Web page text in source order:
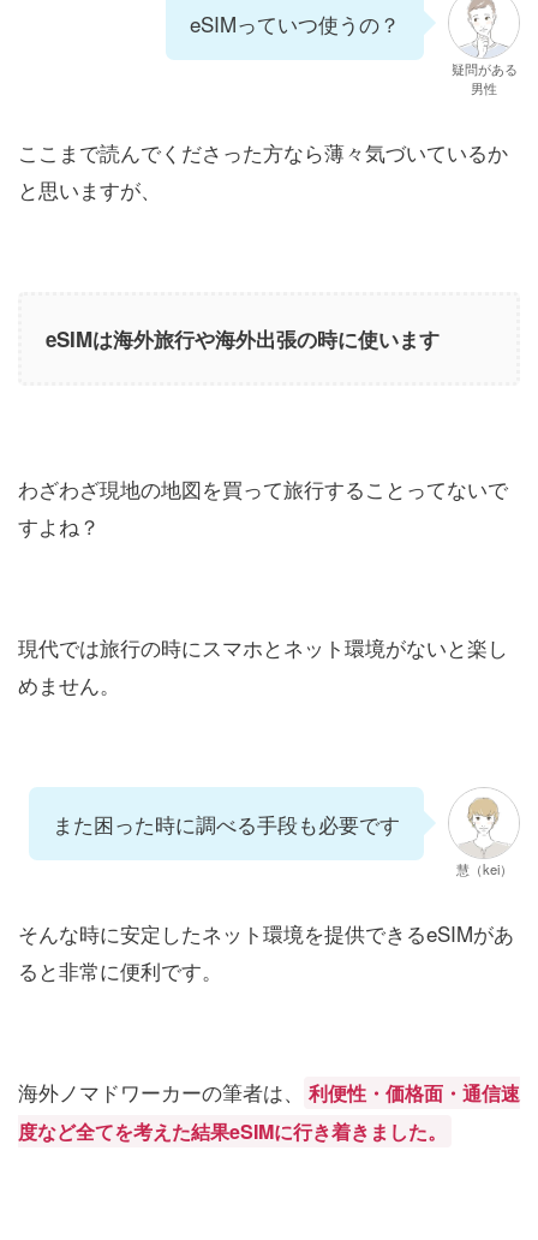
eSIMっていつ使うの？
疑問がある
男性
ここまで読んでくださった方なら薄々気づいているか
と思いますが、
eSIMは海外旅行や海外出張の時に使います
わざわざ現地の地図を買って旅行することってないで
すよね？
現代では旅行の時にスマホとネット環境がないと楽し
めません。
また困った時に調べる手段も必要です
慧（kei）
そんな時に安定したネット環境を提供できるeSIMがあ
ると非常に便利です。
海外ノマドワーカーの筆者は、
利便性・価格面・通信速
度など全てを考えた結果eSIMに行き着きました。